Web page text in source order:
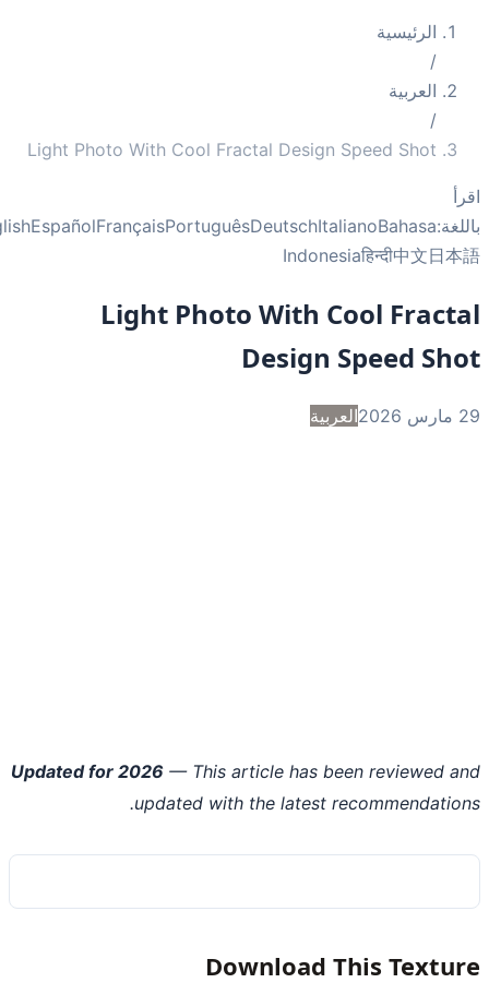
الرئيسية
العربية
Light Photo With Cool Fractal Design Speed Shot
EnglishEspañolFrançaisPortuguêsDeutschItalianoBahasa
Indonesiaहिन्दी中文日
Light Photo With Cool
Design Speed
العربية
Updated for 2026 — This article has been reviewed
updated with the latest
Download This